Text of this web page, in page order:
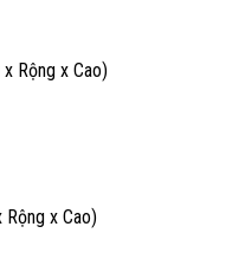
Rộng x Cao)
x Cao)